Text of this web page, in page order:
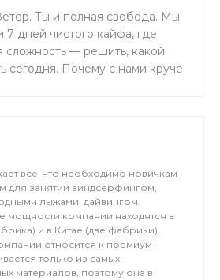
Ты и полная свобода. Мы
7 дней чистого кайфа, где
сложность — решить, какой
сегодня. Почему с нами круче
Эстетика в кадре: Видео и
твоего успеха. Полный
массаж для тех, кто
максимум из каждой минуты.
вместе с нами!
все, что необходимо новичкам
для занятий виндсерфингом,
лыжами, дайвингом.
мощности компании находятся в
и в Китае (две фабрики).
относится к премиум
только из самых
материалов, поэтому она в